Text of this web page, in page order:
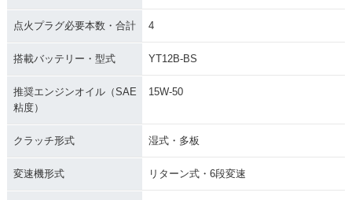
点火プラグ必要本数・合計 4
搭載バッテリー・型式 YT12B-BS
推奨エンジンオイル（SAE
粘度）
15W-50
クラッチ形式 湿式・多板
変速機形式 リターン式・6段変速